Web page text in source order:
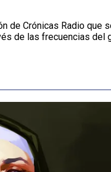
de Crónicas Radio
de las frecuencias del